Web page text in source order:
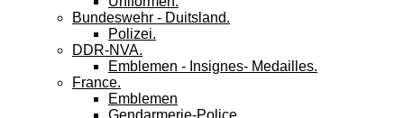
Bundeswehr - Duitsland.
Polizei.
DDR-NVA.
Emblemen - Insignes- Medailles.
France.
Emblemen
Gendarmerie-Police.